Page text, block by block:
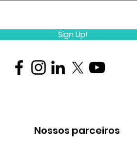
Sign Up!
Nossos parceiros